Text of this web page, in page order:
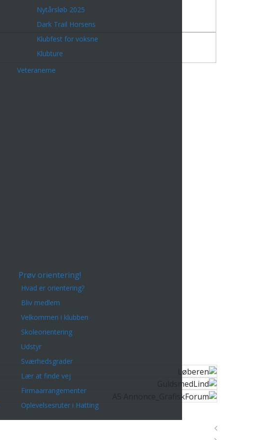
Nytårsløb 2025
Dark Trail Horsens
Klubfest for voksne
Klubture
Veteranerne
Prøv orientering!
Hvad er orientering?
Bliv medlem
Velkommen i klubben
Skoleorientering
Udstyr
Sværhedsgrader
Lær at finde vej
Firmaarrangementer
Oplevelsesruter i Hatting